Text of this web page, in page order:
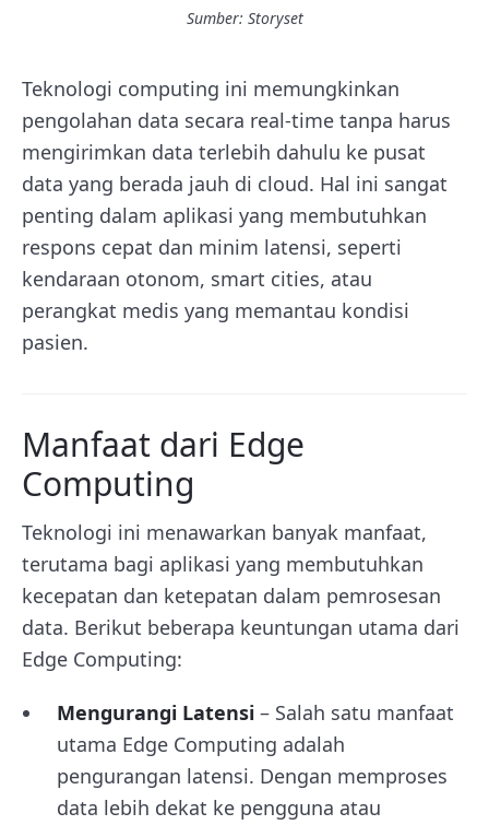
Sumber: Storyset
Teknologi computing ini memungkinkan
pengolahan data secara real-time tanpa harus
mengirimkan data terlebih dahulu ke pusat
data yang berada jauh di cloud. Hal ini sangat
penting dalam aplikasi yang membutuhkan
respons cepat dan minim latensi, seperti
kendaraan otonom, smart cities, atau
perangkat medis yang memantau kondisi
pasien.
Manfaat dari Edge
Computing
Teknologi ini menawarkan banyak manfaat,
terutama bagi aplikasi yang membutuhkan
kecepatan dan ketepatan dalam pemrosesan
data. Berikut beberapa keuntungan utama dari
Edge Computing:
Mengurangi Latensi – Salah satu manfaat
utama Edge Computing adalah
pengurangan latensi. Dengan memproses
data lebih dekat ke pengguna atau